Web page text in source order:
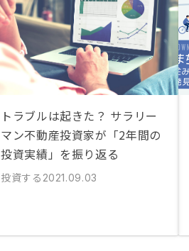
トラブルは起きた？ サラリー
マン不動産投資家が「2年間の
投資実績」を振り返る
投資する 2021.09.03